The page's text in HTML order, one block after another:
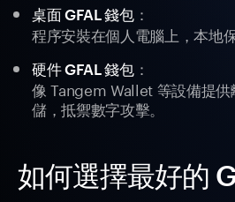
桌面 GFAL 錢包：
程序安裝在個人電腦上，本地保
硬件 GFAL 錢包：
像 Tangem Wallet 等設備提
儲，抵禦數字攻擊。
如何選擇最好的